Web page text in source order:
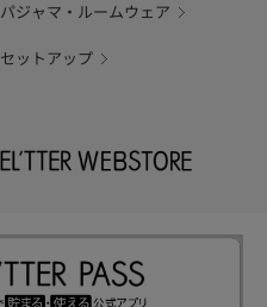
パジャマ・ルームウェア
セットアップ